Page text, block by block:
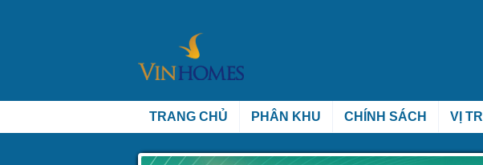
TRANG CHỦ PHÂN KHU CHÍNH SÁCH VỊ TRÍ